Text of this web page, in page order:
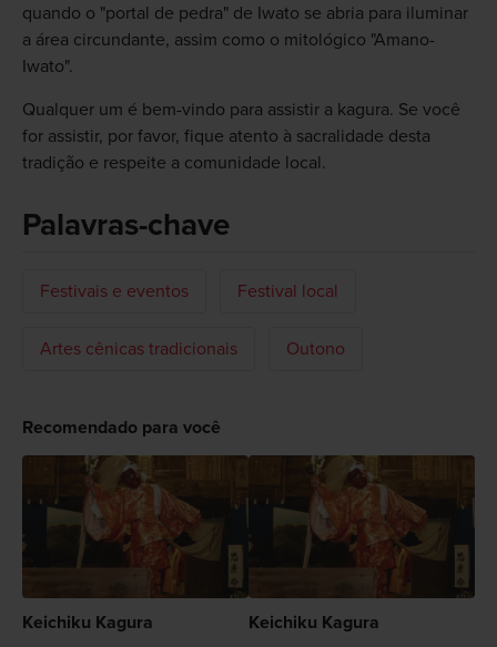
quando o "portal de pedra" de Iwato se abria para iluminar
a área circundante, assim como o mitológico "Amano-
Iwato".
Qualquer um é bem-vindo para assistir a kagura. Se você
for assistir, por favor, fique atento à sacralidade desta
tradição e respeite a comunidade local.
Palavras-chave
Festivais e eventos Festival local
Artes cênicas tradicionais Outono
Recomendado para você
Keichiku Kagura Keichiku Kagura